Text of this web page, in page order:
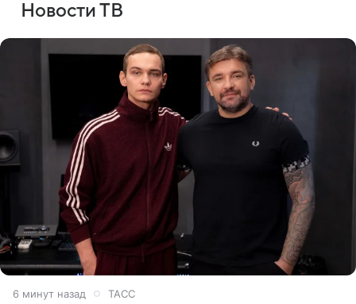
Новости ТВ
6 минут назад ТАСС